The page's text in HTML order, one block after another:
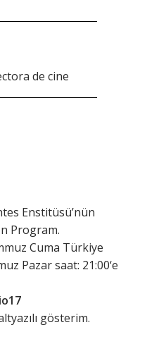
de cine
Enstitüsü’nün
Program.
Cuma Türkiye
Pazar saat: 21:00‘e
gösterim.